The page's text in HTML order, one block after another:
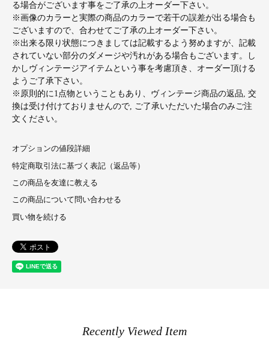
る場合がございます事をご了承の上オーダー下さい。
※画像のカラーと実際の商品のカラーで若干の誤差が出る場合も
ございますので、合わせてご了承の上オーダー下さい。
※出来る限り状態につきましては記載するよう努めますが、記載
されていない部分のダメージや汚れがある場合もございます。し
かしヴィンテージアイテムという事を考慮頂き、オーダー頂ける
ようご了承下さい。
※原則的に1点物ということもあり、ヴィンテージ商品の返品, 交
換は受け付けておりませんので, ご了承いただいた場合のみご注
文ください。
オプションの値段詳細
特定商取引法に基づく表記（返品等）
この商品を友達に教える
この商品について問い合わせる
買い物を続ける
Recently Viewed Item